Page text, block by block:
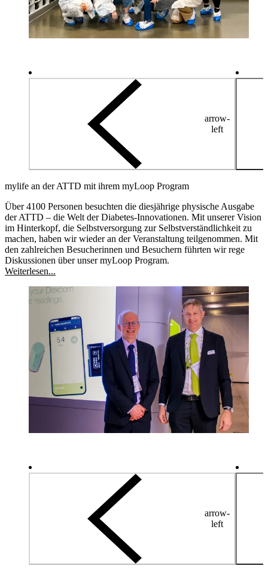
arrow-
left
mylife an der ATTD mit ihrem myLoop Program
Über 4100 Personen besuchten die diesjährige physische Ausgabe
der ATTD – die Welt der Diabetes-Innovationen. Mit unserer Vision
im Hinterkopf, die Selbstversorgung zur Selbstverständlichkeit zu
machen, haben wir wieder an der Veranstaltung teilgenommen. Mit
den zahlreichen Besucherinnen und Besuchern führten wir rege
Diskussionen über unser myLoop Program.
Weiterlesen...
arrow-
left